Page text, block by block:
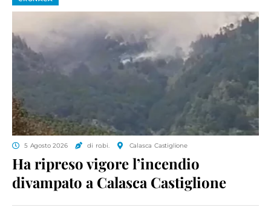
5 Agosto 2026 di ro.bi. Calasca Castiglione
Ha ripreso vigore l’incendio
divampato a Calasca Castiglione